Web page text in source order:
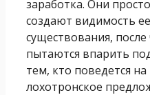
заработка. Они просто
создают видимость ее
существования, после
пытаются впарить
тем, кто поведется на
лохотронское